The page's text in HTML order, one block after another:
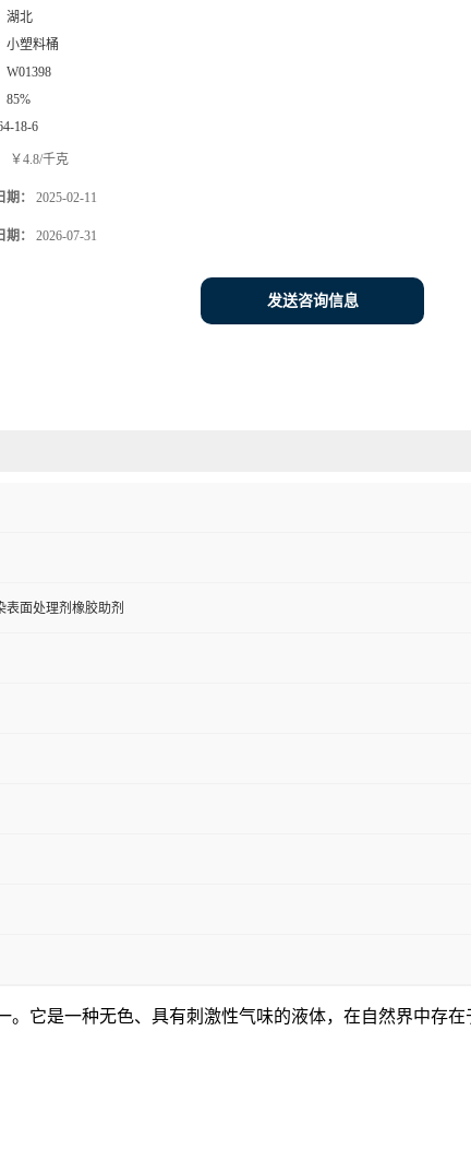
湖北
小塑料桶
W01398
85%
18-6
￥4.8/千克
： 2025-02-11
： 2026-07-31
发送咨询信息
表面处理剂橡胶助剂
。它是一种无色、具有刺激性气味的液体，在自然界中存